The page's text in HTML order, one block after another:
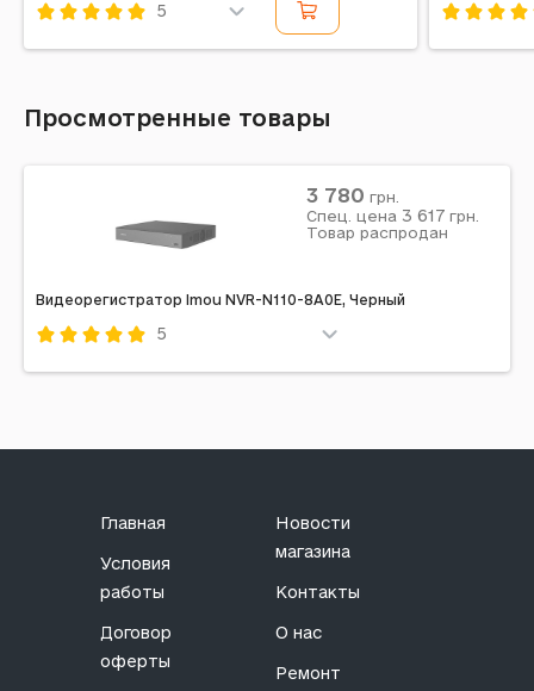
5
Просмотренные товары
Видеорегистратор Imou NVR-N110-8A0E, Черный
5
3 780 грн.
Спец. цена 3 617 грн.
Товар распродан
Главная
Условия
работы
Договор
оферты
Новости
магазина
Контакты
О нас
Ремонт